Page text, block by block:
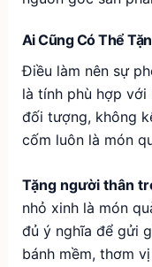
Ai Cũng Có Thể
Điều làm nên sự
là tính phù hợp với
đối tượng, không
cốm luôn là món
Tặng người thân
nhỏ xinh là món
đủ ý nghĩa để gửi
bánh mềm, thơm